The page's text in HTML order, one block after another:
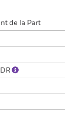
de la Part